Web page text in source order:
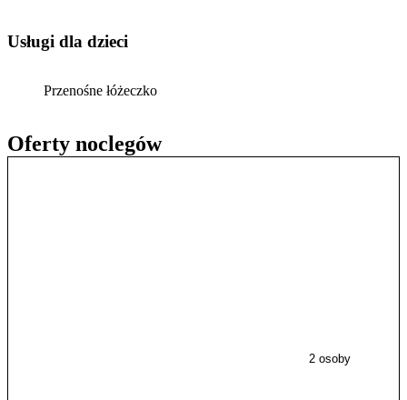
Oferty noclegów
2 osoby
usługi dla dzieci
Przenośne łóżeczko